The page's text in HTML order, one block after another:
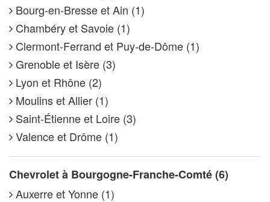
Bourg-en-Bresse et Ain (1)
Chambéry et Savoie (1)
Clermont-Ferrand et Puy-de-Dôme (1)
Grenoble et Isère (3)
Lyon et Rhône (2)
Moulins et Allier (1)
Saint-Étienne et Loire (3)
Valence et Drôme (1)
Chevrolet à Bourgogne-Franche-Comté (6)
Auxerre et Yonne (1)